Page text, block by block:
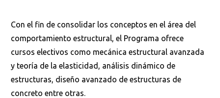
Con el fin de consolidar los conceptos en el área del
comportamiento estructural, el Programa ofrece
cursos electivos como mecánica estructural avanzada
y teoría de la elasticidad, análisis dinámico de
estructuras, diseño avanzado de estructuras de
concreto entre otras.